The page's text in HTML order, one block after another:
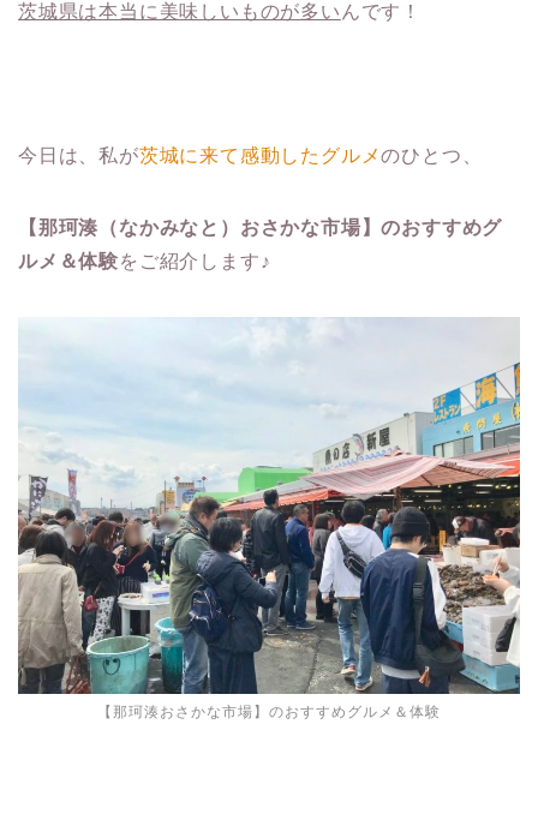
茨城県は本当に美味しいものが多い んです！
今日は、私が茨城に来て感動したグルメのひとつ、
【那珂湊（なかみなと）おさかな市場】のおすすめグ
ルメ＆体験をご紹介します♪
【那珂湊おさかな市場】のおすすめグルメ＆体験